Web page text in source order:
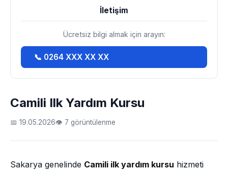
Camili Ilk Yardım Kursu
📅 19.05.2026👁 7 görüntülenme
Sakarya genelinde Camili ilk yardım kursu hizmeti
İletişim
Ücretsiz bilgi almak için arayın:
📞 0264 XXX XX XX